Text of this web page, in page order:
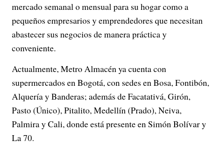
mercado semanal o mensual para su hogar como a
pequeños empresarios y emprendedores que necesitan
abastecer sus negocios de manera práctica y
conveniente.
Actualmente, Metro Almacén ya cuenta con
supermercados en Bogotá, con sedes en Bosa, Fontibón,
Alquería y Banderas; además de Facatativá, Girón,
Pasto (Único), Pitalito, Medellín (Prado), Neiva,
Palmira y Cali, donde está presente en Simón Bolívar y
La 70.